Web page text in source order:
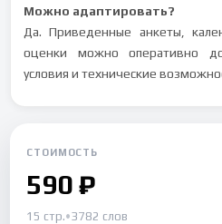
Можно адаптировать?
Да. Приведенные анкеты,
оценки можно оперативно
условия и технические
СТОИМОСТЬ
590 ₽
15 стр.•3782 слов